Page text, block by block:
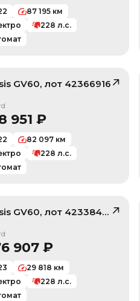
87 195 км
228 л.с.
GV60, лот 42366916
/ 10
951 ₽
82 097 км
228 л.с.
GV60, лот 42338493/ 10
907 ₽
29 818 км
228 л.с.